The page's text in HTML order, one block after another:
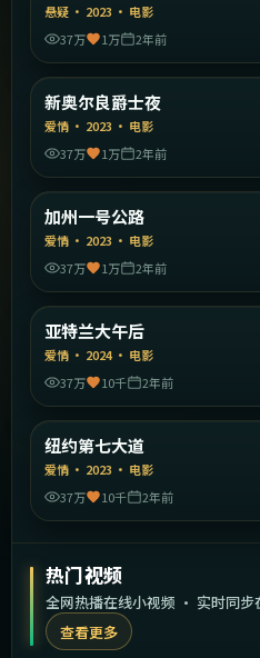
悬疑 · 2023 · 电影
37万
1万 2年前
精选
新奥尔良爵士夜
爱情 · 2023 · 电影
37万
1万 2年前
精选
加州一号公路
爱情 · 2023 · 电影
37万
1万 2年前
精选
亚特兰大午后
爱情 · 2024· 电影
37万
10千 2年前
精选
纽约第七大道
爱情 · 2023 · 电影
37万
10千 2年前
热门视频
全网热播在线小视频 · 实时同步
查看更多